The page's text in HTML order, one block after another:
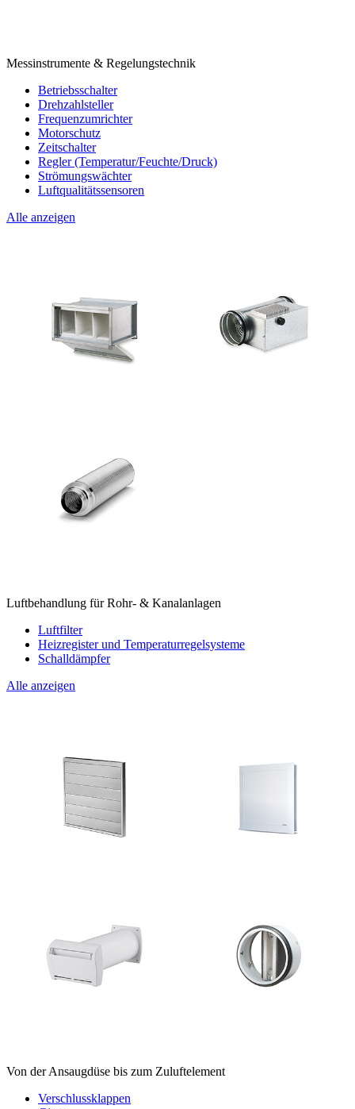
Messinstrumente & Regelungstechnik
Betriebsschalter
Drehzahlsteller
Frequenzumrichter
Motorschutz
Zeitschalter
Regler (Temperatur/Feuchte/Druck)
Strömungswächter
Luftqualitätssensoren
Alle anzeigen
Luftbehandlung für Rohr- & Kanalanlagen
Luftfilter
Heizregister und Temperaturregelsysteme
Schalldämpfer
Alle anzeigen
Von der Ansaugdüse bis zum Zuluftelement
Verschlussklappen